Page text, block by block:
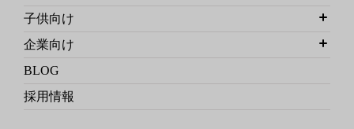
子供向け
企業向け
BLOG
採用情報